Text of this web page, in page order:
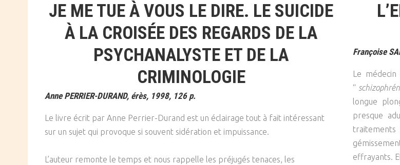
JE ME TUE À VOUS LE DIRE. LE SUICIDE
À LA CROISÉE DES REGARDS DE LA
PSYCHANALYSTE ET DE LA
CRIMINOLOGIE
Anne PERRIER-DURAND, érès, 1998, 126 p.
Le livre écrit par Anne Perrier-Durand est un éclairage tout à fait intéressant
sur un sujet qui provoque si souvent sidération et impuissance.
L’auteur remonte le temps et nous rappelle les préjugés tenaces, les
Françoise
Le
“
longue
presque
traitements
effrayants.